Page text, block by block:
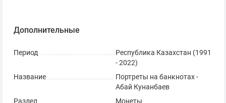
Дополнительные
Период
Республика Казахстан (1991
- 2022)
Название
Портреты на банкнотах -
Абай Кунанбаев
Раздел
Монеты